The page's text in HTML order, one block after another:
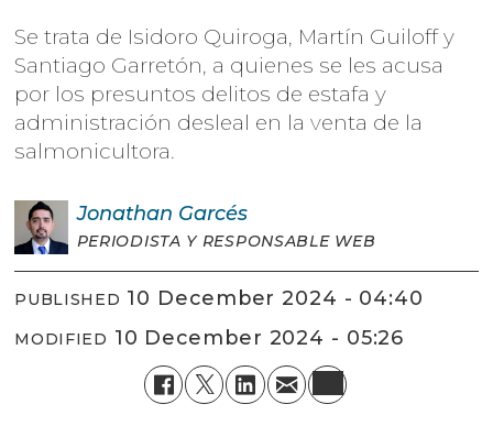
Se trata de Isidoro Quiroga, Martín Guiloff y
Santiago Garretón, a quienes se les acusa
por los presuntos delitos de estafa y
administración desleal en la venta de la
salmonicultora.
Jonathan Garcés
PERIODISTA Y RESPONSABLE WEB
PUBLISHED 10 December 2024 - 04:40
MODIFIED 10 December 2024 - 05:26